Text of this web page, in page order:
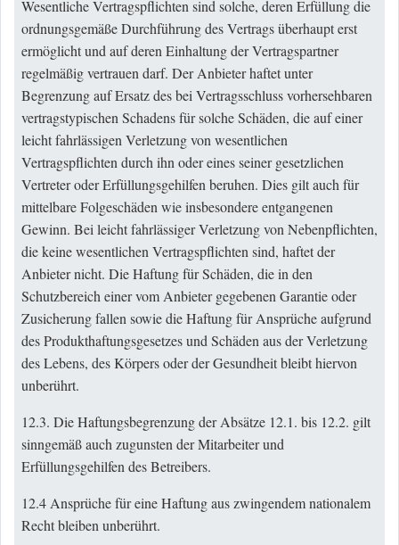
Wesentliche Vertragspflichten sind solche, deren Erfüllung die
ordnungsgemäße Durchführung des Vertrags überhaupt erst
ermöglicht und auf deren Einhaltung der Vertragspartner
regelmäßig vertrauen darf. Der Anbieter haftet unter
Begrenzung auf Ersatz des bei Vertragsschluss vorhersehbaren
vertragstypischen Schadens für solche Schäden, die auf einer
leicht fahrlässigen Verletzung von wesentlichen
Vertragspflichten durch ihn oder eines seiner gesetzlichen
Vertreter oder Erfüllungsgehilfen beruhen. Dies gilt auch für
mittelbare Folgeschäden wie insbesondere entgangenen
Gewinn. Bei leicht fahrlässiger Verletzung von Nebenpflichten,
die keine wesentlichen Vertragspflichten sind, haftet der
Anbieter nicht. Die Haftung für Schäden, die in den
Schutzbereich einer vom Anbieter gegebenen Garantie oder
Zusicherung fallen sowie die Haftung für Ansprüche aufgrund
des Produkthaftungsgesetzes und Schäden aus der Verletzung
des Lebens, des Körpers oder der Gesundheit bleibt hiervon
unberührt.
12.3. Die Haftungsbegrenzung der Absätze 12.1. bis 12.2. gilt
sinngemäß auch zugunsten der Mitarbeiter und
Erfüllungsgehilfen des Betreibers.
12.4 Ansprüche für eine Haftung aus zwingendem nationalem
Recht bleiben unberührt.